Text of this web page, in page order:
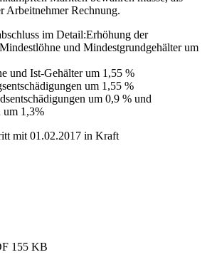
Arbeitnehmer Rechnung.
im Detail:Erhöhung der
und Mindestgrundgehälter um
und Ist-Gehälter um 1,55 %
um 1,55 %
um 0,9 % und
um 1,3%
mit 01.02.2017 in Kraft
155 KB